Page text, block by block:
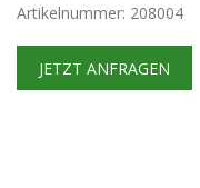
Artikelnummer: 208004
JETZT ANFRAGEN